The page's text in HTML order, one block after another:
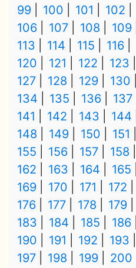
99
100 101 102
106
107 108 109
113
114 115 116
120
121 122 123
127
128 129 130
134
135 136 137
141
142 143 144
148
149 150 151
155
156 157 158
162
163 164 165
169
170 171 172
176
177 178 179
183
184 185 186
190
191 192 193
197
198 199 200